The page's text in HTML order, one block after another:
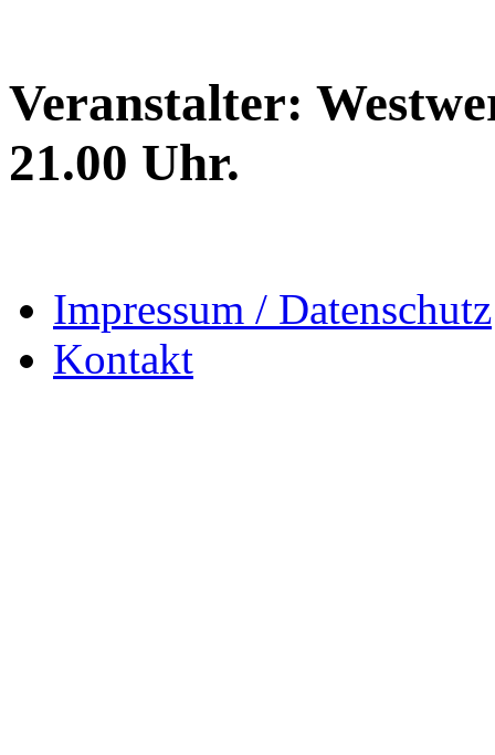
Veranstalter:
21.00 Uhr.
Impressum / Datenschutz
Kontakt